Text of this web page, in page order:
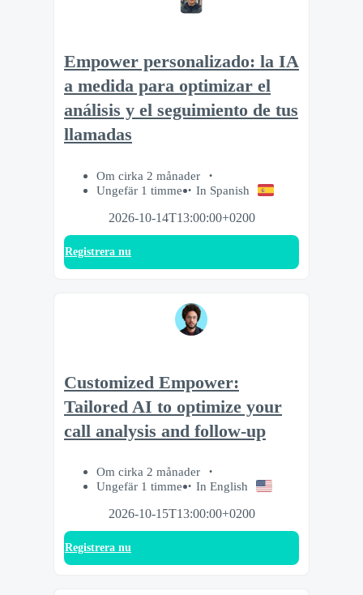
Empower personalizado: la IA
a medida para optimizar el
análisis y el seguimiento de tus
llamadas
Om cirka 2 månader
Ungefär 1 timme
In Spanish
2026-10-14T13:00:00+0200
Registrera nu
Customized Empower:
Tailored AI to optimize your
call analysis and follow-up
Om cirka 2 månader
Ungefär 1 timme
In English
2026-10-15T13:00:00+0200
Registrera nu